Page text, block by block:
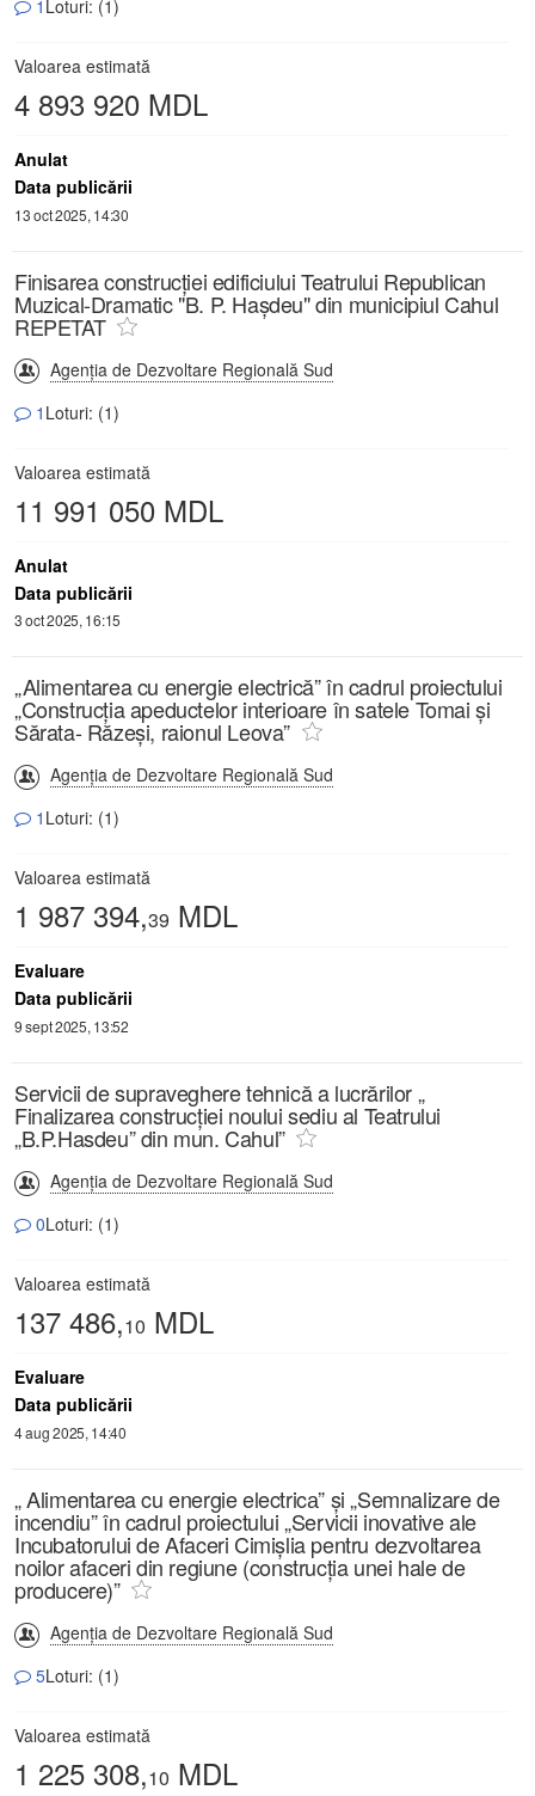
1 Loturi: (1)
Valoarea estimată
4 893 920 MDL
Anulat
Data publicării
13 oct 2025, 14:30
Finisarea construcției edificiului Teatrului Republican
Muzical-Dramatic "B. P. Hașdeu" din municipiul Cahul
REPETAT
Agenția de Dezvoltare Regională Sud
1 Loturi: (1)
Valoarea estimată
11 991 050 MDL
Anulat
Data publicării
3 oct 2025, 16:15
„Alimentarea cu energie electrică” în cadrul proiectului
„Construcția apeductelor interioare în satele Tomai și
Sărata- Răzeși, raionul Leova”
Agenția de Dezvoltare Regională Sud
1 Loturi: (1)
Valoarea estimată
1 987 394,39 MDL
Evaluare
Data publicării
9 sept 2025, 13:52
Servicii de supraveghere tehnică a lucrărilor „
Finalizarea construcției noului sediu al Teatrului
„B.P.Hasdeu” din mun. Cahul”
Agenția de Dezvoltare Regională Sud
0Loturi: (1)
Valoarea estimată
137 486,10 MDL
Evaluare
Data publicării
4 aug 2025, 14:40
„ Alimentarea cu energie electricа” și „Semnalizare de
incendiu” în cadrul proiectului „Servicii inovative ale
Incubatorului de Afaceri Cimișlia pentru dezvoltarea
noilor afaceri din regiune (construcția unei hale de
producere)”
Agenția de Dezvoltare Regională Sud
5Loturi: (1)
Valoarea estimată
1 225 308,10 MDL